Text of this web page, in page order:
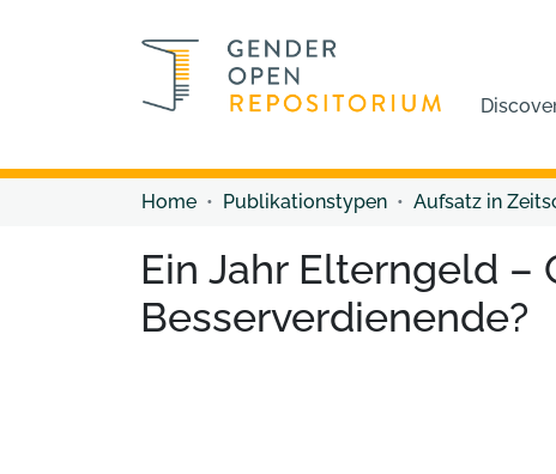
Home Publikationstypen Aufsatz in
Ein Jahr Elterngeld
Besserverdienende?